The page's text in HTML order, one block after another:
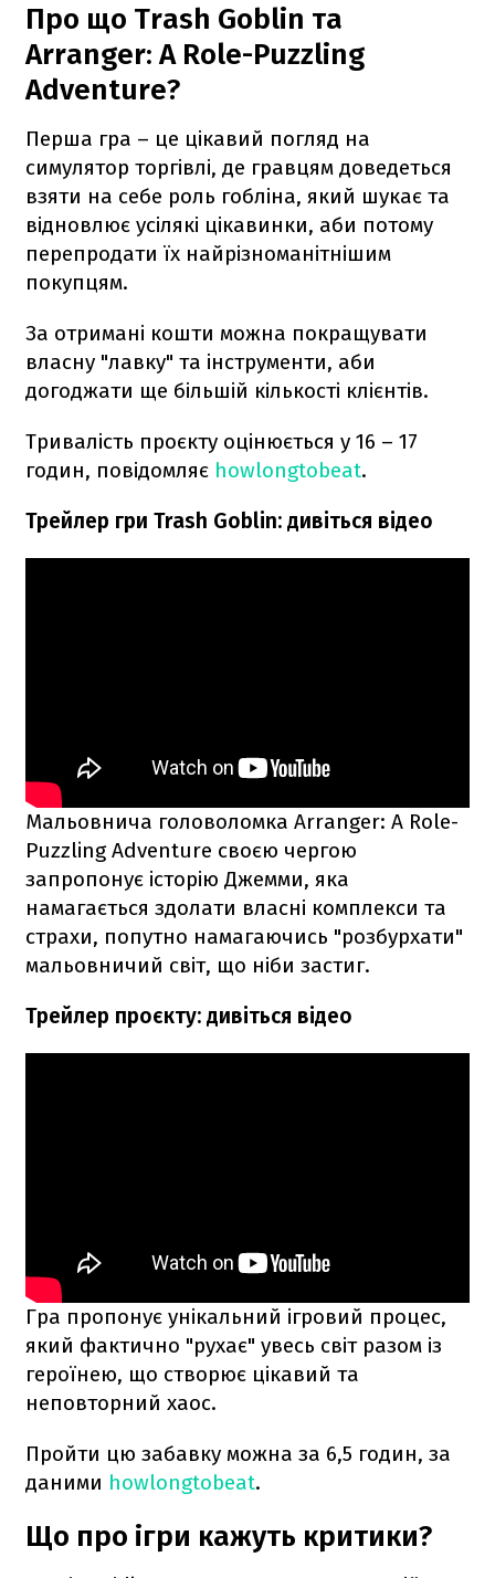
Про що Trash Goblin та
Arranger: A Role-Puzzling
Adventure?
Перша гра – це цікавий погляд на
симулятор торгівлі, де гравцям доведеться
взяти на себе роль гобліна, який шукає та
відновлює усілякі цікавинки, аби потому
перепродати їх найрізноманітнішим
покупцям.
За отримані кошти можна покращувати
власну "лавку" та інструменти, аби
догоджати ще більшій кількості клієнтів.
Тривалість проєкту оцінюється у 16 – 17
годин, повідомляє howlongtobeat.
Трейлер гри Trash Goblin: дивіться відео
Мальовнича головоломка Arranger: A Role-
Puzzling Adventure своєю чергою
запропонує історію Джемми, яка
намагається здолати власні комплекси та
страхи, попутно намагаючись "розбурхати"
мальовничий світ, що ніби застиг.
Трейлер проєкту: дивіться відео
Гра пропонує унікальний ігровий процес,
який фактично "рухає" увесь світ разом із
героїнею, що створює цікавий та
неповторний хаос.
Пройти цю забавку можна за 6,5 годин, за
даними howlongtobeat.
Що про ігри кажуть критики?